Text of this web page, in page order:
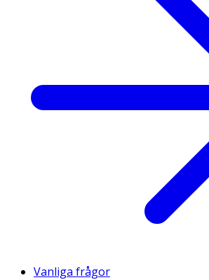
Vanliga frågor